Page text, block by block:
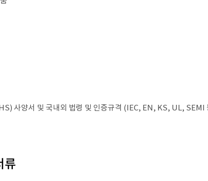
사양서 및 국내외 법령 및 인증규격 (IEC, EN, KS, UL, SEMI
류